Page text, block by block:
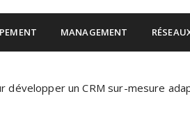
internet
MANAGEMENT
développer un CRM sur-mesure